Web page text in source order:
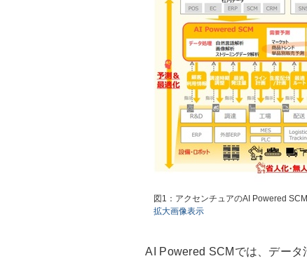
図1：アクセンチュアのAI Powered SCM
拡大画像表示
AI Powered SCMでは、データ